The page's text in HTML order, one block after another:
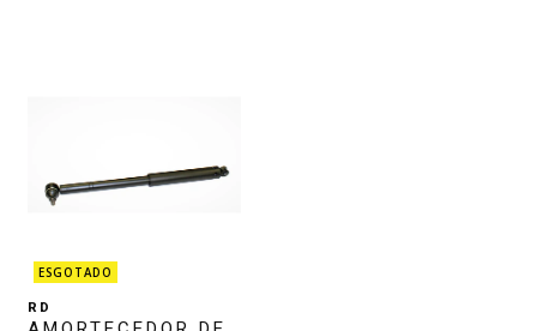
ESGOTADO
RD